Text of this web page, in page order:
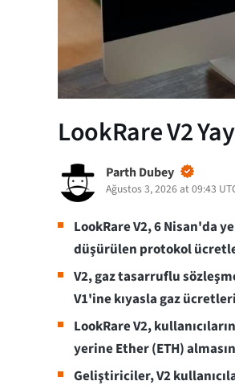
LookRare V2
Parth Dubey
Ağustos 3, 2026 at 09:43
LookRare V2, 6 Nisan'da
düşürülen protokol
V2, gaz tasarruflu
V1'ine kıyasla gaz
LookRare V2,
yerine Ether (ETH)
Geliştiriciler, V2